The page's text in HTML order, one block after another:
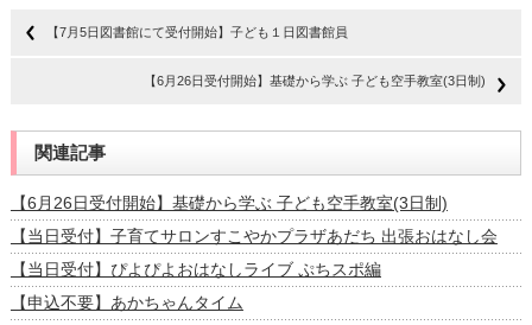
【7月5日図書館にて受付開始】子ども１日図書館員
【6月26日受付開始】基礎から学ぶ 子ども空手教室(3日制)
関連記事
【6月26日受付開始】基礎から学ぶ 子ども空手教室(3日制)
【当日受付】子育てサロンすこやかプラザあだち 出張おはなし会
【当日受付】ぴよぴよおはなしライブ ぷちスポ編
【申込不要】あかちゃんタイム